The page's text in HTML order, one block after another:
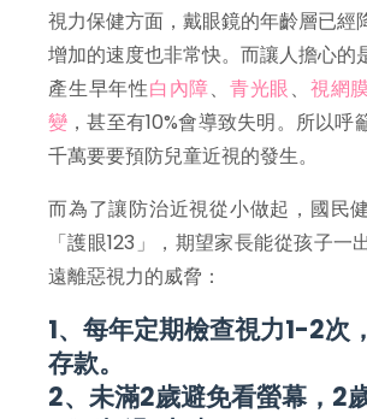
視力保健方面，戴眼鏡的年齡層已經
增加的速度也非常快。而讓人擔心的
產生早年性白內障、 青光眼、 視網
變 ，甚至有10%會導致失明。所以呼
千萬要要預防兒童近視的發生。
而為了讓防治近視從小做起，國民
「護眼123」，期望家長能從孩子一
遠離惡視力的威脅：
1、每年定期檢查視力1-2次
存款。
2、未滿2歲避免看螢幕，2